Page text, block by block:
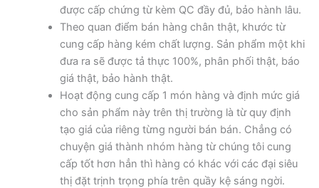
được cấp chứng từ kèm QC đầy đủ, bảo hành lâu.
Theo quan điểm bán hàng chân thật, khước từ
cung cấp hàng kém chất lượng. Sản phẩm một khi
đưa ra sẽ được tả thực 100%, phân phối thật, báo
giá thật, bảo hành thật.
Hoạt động cung cấp 1 món hàng và định mức giá
cho sản phẩm này trên thị trường là từ quy định
tạo giá của riêng từng người bán bán. Chẳng có
chuyện giá thành nhóm hàng từ chúng tôi cung
cấp tốt hơn hẳn thì hàng có khác với các đại siêu
thị đặt trịnh trọng phía trên quầy kệ sáng ngời.